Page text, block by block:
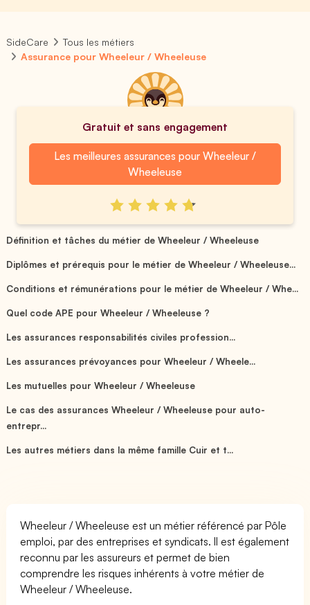
SideCare
Tous les métiers
Assurance pour Wheeleur / Wheeleuse
Gratuit et sans engagement
Les meilleures assurances pour Wheeleur /
Wheeleuse
Définition et tâches du métier de Wheeleur / Wheeleuse
Diplômes et prérequis pour le métier de Wheeleur / Wheeleuse...
Conditions et rémunérations pour le métier de Wheeleur / Whe...
Quel code APE pour Wheeleur / Wheeleuse ?
Les assurances responsabilités civiles profession...
Les assurances prévoyances pour Wheeleur / Wheele...
Les mutuelles pour Wheeleur / Wheeleuse
Le cas des assurances Wheeleur / Wheeleuse pour auto-
entrepr...
Les autres métiers dans la même famille Cuir et t...
Wheeleur / Wheeleuse est un métier référencé par Pôle
emploi, par des entreprises et syndicats. Il est également
reconnu par les assureurs et permet de bien
comprendre les risques inhérents à votre métier de
Wheeleur / Wheeleuse.